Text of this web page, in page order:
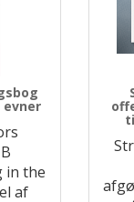
in the
af